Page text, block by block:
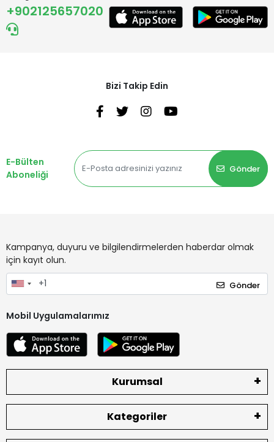
+902125657020
Bizi Takip Edin
E-Bülten
Aboneliği
Gönder
Kampanya, duyuru ve bilgilendirmelerden haberdar olmak
için kayıt olun.
Gönder
Mobil Uygulamalarımız
Kurumsal
Kategoriler